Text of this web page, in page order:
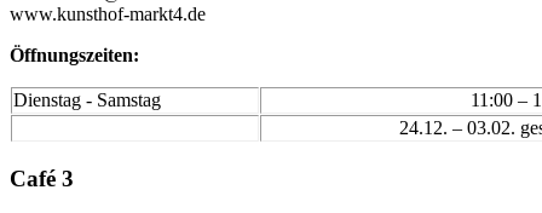
www.kunsthof-markt4.de
Öffnungszeiten:
Dienstag - Samstag
11:00 –
24.12. – 03.02.
Café 3